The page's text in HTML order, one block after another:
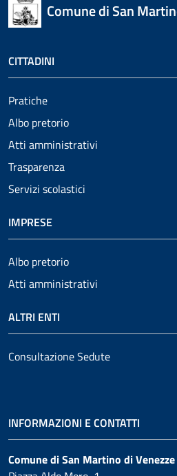
Comune di San
CITTADINI
Pratiche
Albo pretorio
Atti amministrativi
Trasparenza
Servizi scolastici
IMPRESE
Albo pretorio
Atti amministrativi
ALTRI ENTI
Consultazione Sedute
INFORMAZIONI E CONTATTI
Comune di San Martino di Venezze